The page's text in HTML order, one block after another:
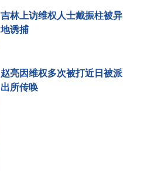
吉林上访维权人士戴振柱被异
地诱捕
赵亮因维权多次被打近日被派
出所传唤